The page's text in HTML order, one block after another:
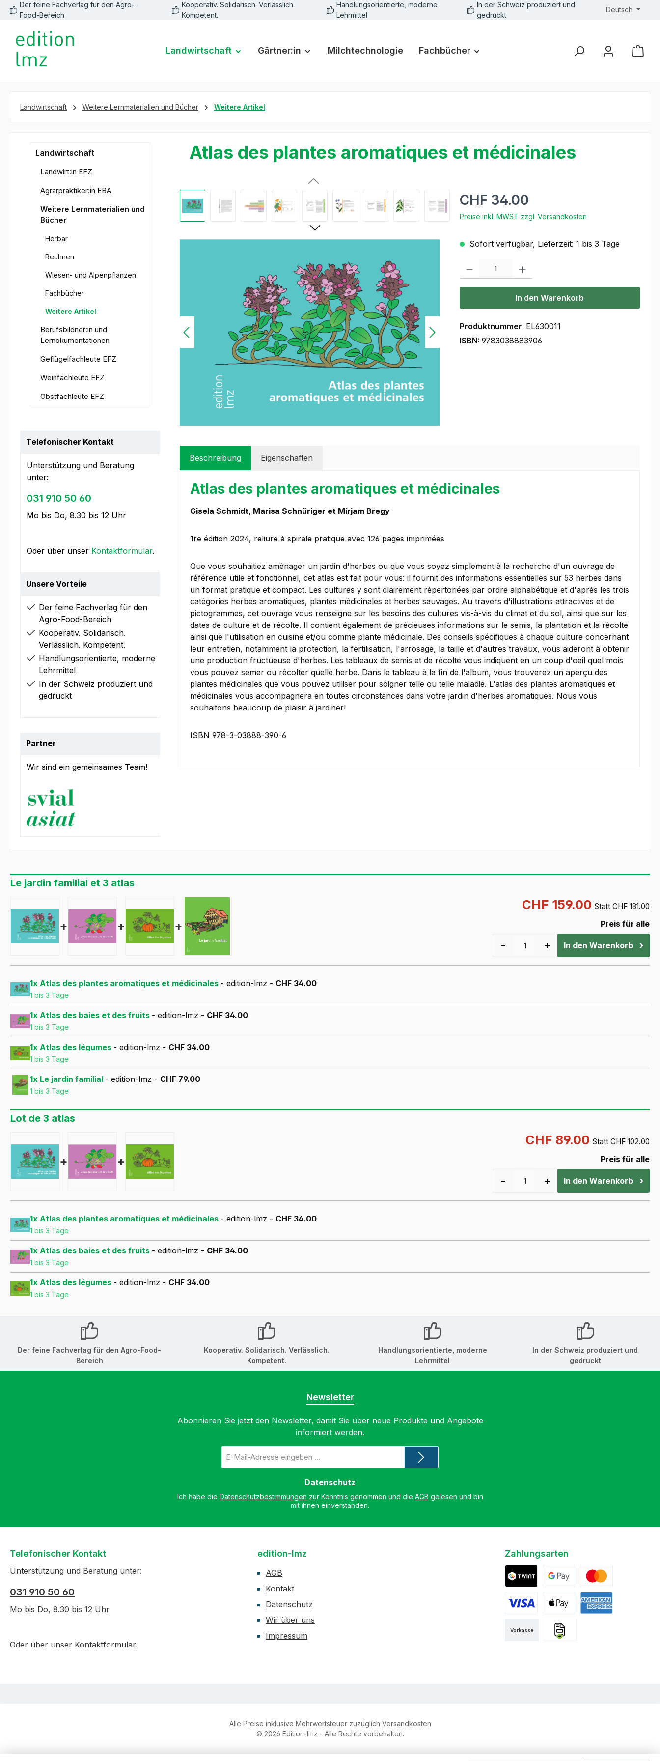
Zur Hauptnavigation springen
Der feine Fachverlag für den Agro-
Food-Bereich
Kooperativ. Solidarisch. Verlässlich.
Kompetent.
Handlungsorientierte, moderne
Lehrmittel
In der Schweiz produziert und
gedruckt
Deutsch
Landwirtschaft Gärtner:in Milchtechnologie Fachbücher
Landwirtschaft Weitere Lernmaterialien und Bücher Weitere Artikel
Landwirtschaft
Landwirt:in EFZ
Agrarpraktiker:in EBA
Weitere Lernmaterialien und
Bücher
Herbar
Rechnen
Wiesen- und Alpenpflanzen
Fachbücher
Weitere Artikel
Berufsbildner:in und
Lernokumentationen
Geflügelfachleute EFZ
Weinfachleute EFZ
Obstfachleute EFZ
Telefonischer Kontakt
Unterstützung und Beratung
unter:
031 910 50 60
Mo bis Do, 8.30 bis 12 Uhr
Oder über unser Kontaktformular.
Unsere Vorteile
Der feine Fachverlag für den
Agro-Food-Bereich
Kooperativ. Solidarisch.
Verlässlich. Kompetent.
Handlungsorientierte, moderne
Lehrmittel
In der Schweiz produziert und
gedruckt
Partner
Wir sind ein gemeinsames Team!
Atlas des plantes aromatiques et médicinales
CHF 34.00
Preise inkl. MWST zzgl. Versandkosten
Sofort verfügbar, Lieferzeit: 1 bis 3 Tage
In den Warenkorb
Produktnummer: EL630011
ISBN: 9783038883906
Beschreibung Eigenschaften
Atlas des plantes aromatiques et médicinales
Gisela Schmidt, Marisa Schnüriger et Mirjam Bregy
1re édition 2024, reliure à spirale pratique avec 126 pages imprimées
Que vous souhaitiez aménager un jardin d'herbes ou que vous soyez simplement à la recherche d'un ouvrage de
référence utile et fonctionnel, cet atlas est fait pour vous: il fournit des informations essentielles sur 53 herbes dans
un format pratique et compact. Les cultures y sont clairement répertoriées par ordre alphabétique et d'après les trois
catégories herbes aromatiques, plantes médicinales et herbes sauvages. Au travers d'illustrations attractives et de
pictogrammes, cet ouvrage vous renseigne sur les besoins des cultures vis-à-vis du climat et du sol, ainsi que sur les
dates de culture et de récolte. Il contient également de précieuses informations sur le semis, la plantation et la récolte
ainsi que l'utilisation en cuisine et/ou comme plante médicinale. Des conseils spécifiques à chaque culture concernant
leur entretien, notamment la protection, la fertilisation, l'arrosage, la taille et d'autres travaux, vous aideront à obtenir
une production fructueuse d'herbes. Les tableaux de semis et de récolte vous indiquent en un coup d'oeil quel mois
vous pouvez semer ou récolter quelle herbe. Dans le tableau à la fin de l'album, vous trouverez un aperçu des
plantes médicinales que vous pouvez utiliser pour soigner telle ou telle maladie. L'atlas des plantes aromatiques et
médicinales vous accompagnera en toutes circonstances dans votre jardin d'herbes aromatiques. Nous vous
souhaitons beaucoup de plaisir à jardiner!
ISBN 978-3-03888-390-6
Le jardin familial et 3 atlas
+ + +
CHF 159.00 Statt CHF 181.00
Preis für alle
− + In den Warenkorb ›
1x Atlas des plantes aromatiques et médicinales - edition-lmz - CHF 34.00
1 bis 3 Tage
1x Atlas des baies et des fruits - edition-lmz - CHF 34.00
1 bis 3 Tage
1x Atlas des légumes - edition-lmz - CHF 34.00
1 bis 3 Tage
1x Le jardin familial - edition-lmz - CHF 79.00
1 bis 3 Tage
Lot de 3 atlas
+ +
CHF 89.00 Statt CHF 102.00
Preis für alle
− + In den Warenkorb ›
1x Atlas des plantes aromatiques et médicinales - edition-lmz - CHF 34.00
1 bis 3 Tage
1x Atlas des baies et des fruits - edition-lmz - CHF 34.00
1 bis 3 Tage
1x Atlas des légumes - edition-lmz - CHF 34.00
1 bis 3 Tage
Der feine Fachverlag für den Agro-Food-
Bereich
Kooperativ. Solidarisch. Verlässlich.
Kompetent.
Handlungsorientierte, moderne
Lehrmittel
In der Schweiz produziert und
gedruckt
Newsletter
Abonnieren Sie jetzt den Newsletter, damit Sie über neue Produkte und Angebote
informiert werden.
Mail-
Adresse
Datenschutz
Ich habe die Datenschutzbestimmungen zur Kenntnis genommen und die AGB gelesen und bin
mit ihnen einverstanden.
Telefonischer Kontakt
Unterstützung und Beratung unter:
031 910 50 60
Mo bis Do, 8.30 bis 12 Uhr
Oder über unser Kontaktformular.
edition-lmz
AGB
Kontakt
Datenschutz
Wir über uns
Impressum
Zahlungsarten
Google PayMastercard
Vorkasse
Alle Preise inklusive Mehrwertsteuer zuzüglich Versandkosten
© 2026 Edition-lmz - Alle Rechte vorbehalten.